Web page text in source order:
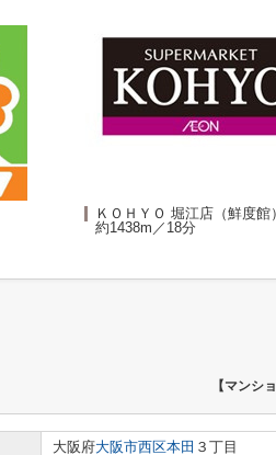
ＫＯＨＹＯ 堀江店（鮮度館
約1438m／18分
【マンシ
大阪府大阪市西区本田 ３丁目